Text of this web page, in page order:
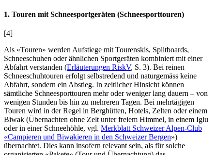
1. Touren mit Schneesportgeräten (Schneesporttouren)
[4]
Als «Touren» werden Aufstiege mit Tourenskis, Splitboards,
Schneeschuhen oder ähnlichen Sportgeräten kombiniert mit einer
Abfahrt verstanden (Erläuterungen RiskV, S. 3). Bei reinen
Schneeschuhtouren erfolgt selbstredend und naturgemäss keine
Abfahrt, sondern ein Abstieg. In zeitlicher Hinsicht können
sämtliche Schneesporttouren mehr oder weniger lang dauern – von
wenigen Stunden bis hin zu mehreren Tagen. Bei mehrtägigen
Touren wird in der Regel in Berghütten, Hotels, Zelten oder einem
Biwak (Übernachten ohne Zelt unter freiem Himmel, in einem Iglu
oder in einer Schneehöhle, vgl. Merkblatt Schweizer Alpen-Club
«Campieren und Biwakieren in den Schweizer Bergen»)
übernachtet. Dies kann insofern relevant sein, als für solche